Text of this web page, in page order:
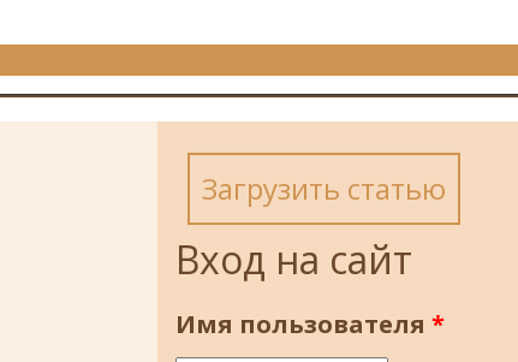
Загрузить статью
Вход на сайт
Имя пользователя *